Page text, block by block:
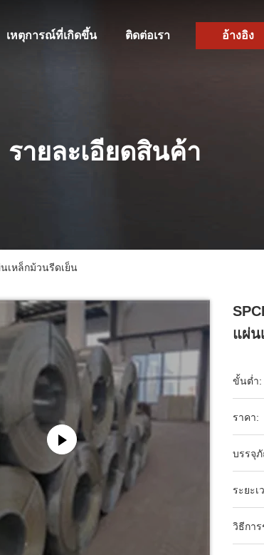
เหตุการณ์ที่เกิดขึ้น ติดต่อเรา อ้างอิง
รายละเอียดสินค้า
เหล็กม้วนรีดเย็น
แผ่น
ขั้นต่ำ:
ราคา:
บรรจุ
ระยะเ
วิธีการ